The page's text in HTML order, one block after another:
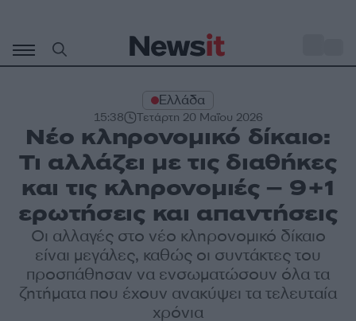
περιεχόμενο
Ελλάδα
15:38 Τετάρτη 20 Μαΐου 2026
Νέο κληρονομικό δίκαιο:
Τι αλλάζει με τις διαθήκες
και τις κληρονομιές – 9+1
ερωτήσεις και απαντήσεις
Οι αλλαγές στο νέο κληρονομικό δίκαιο
είναι μεγάλες, καθώς οι συντάκτες του
προσπάθησαν να ενσωματώσουν όλα τα
ζητήματα που έχουν ανακύψει τα τελευταία
χρόνια